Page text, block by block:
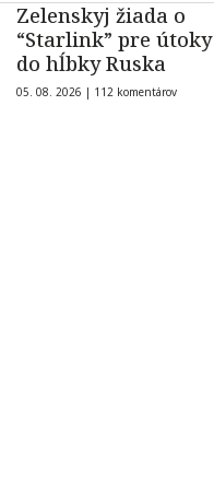
Zelenskyj žiada o
“Starlink” pre útoky
do hĺbky Ruska
05. 08. 2026 | 112 komentárov